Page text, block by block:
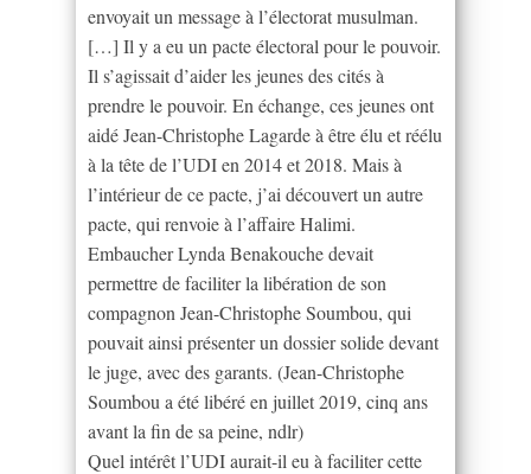
envoyait un message à l’électorat musulman.
[…] Il y a eu un pacte électoral pour le pouvoir.
Il s’agissait d’aider les jeunes des cités à
prendre le pouvoir. En échange, ces jeunes ont
aidé Jean-Christophe Lagarde à être élu et réélu
à la tête de l’UDI en 2014 et 2018. Mais à
l’intérieur de ce pacte, j’ai découvert un autre
pacte, qui renvoie à l’affaire Halimi.
Embaucher Lynda Benakouche devait
permettre de faciliter la libération de son
compagnon Jean-Christophe Soumbou, qui
pouvait ainsi présenter un dossier solide devant
le juge, avec des garants. (Jean-Christophe
Soumbou a été libéré en juillet 2019, cinq ans
avant la fin de sa peine, ndlr)
Quel intérêt l’UDI aurait-il eu à faciliter cette